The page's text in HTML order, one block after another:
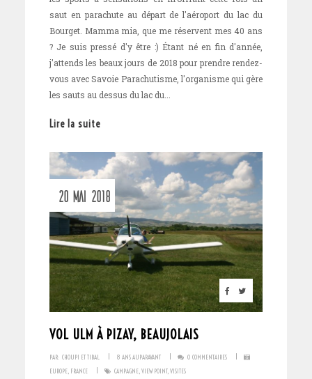
saut en parachute au départ de l'aéroport du lac du
Bourget. Mamma mia, que me réservent mes 40 ans
? Je suis pressé d'y être :) Étant né en fin d'année,
j'attends les beaux jours de 2018 pour prendre rendez-
vous avec Savoie Parachutisme, l'organisme qui gère
les sauts au dessus du lac du...
Lire la suite
20 MAI 2018
VOL ULM À PIZAY, BEAUJOLAIS
PAR: CHOUPI ET TIBAL 8 ANS AUPARAVANT 0 COMMENTAIRES
EUROPE, FRANCE CAMPAGNE, VIEW POINT, VISITES